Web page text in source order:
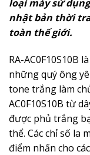
loại máy sử
nhật bản thời
toàn thế giới.
RA-AC0F10S10B
những quý ông
tone trắng làm
AC0F10S10B từ
được phủ trắng
thể. Các chỉ số la
điểm nhấn cho